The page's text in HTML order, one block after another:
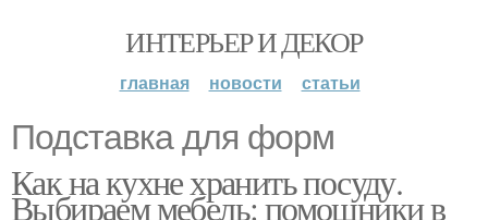
ИНТЕРЬЕР И ДЕКОР
главная новости статьи
Подставка для форм
Как на кухне хранить посуду.
Выбираем мебель: помощники в